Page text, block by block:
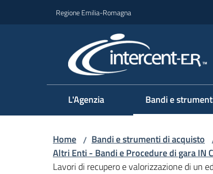
Regione Emilia-Romagna
L'Agenzia Bandi e
Home / Bandi e strumenti di acquisto
Altri Enti - Bandi e Procedure di gara IN
Lavori di recupero e valorizzazione di un